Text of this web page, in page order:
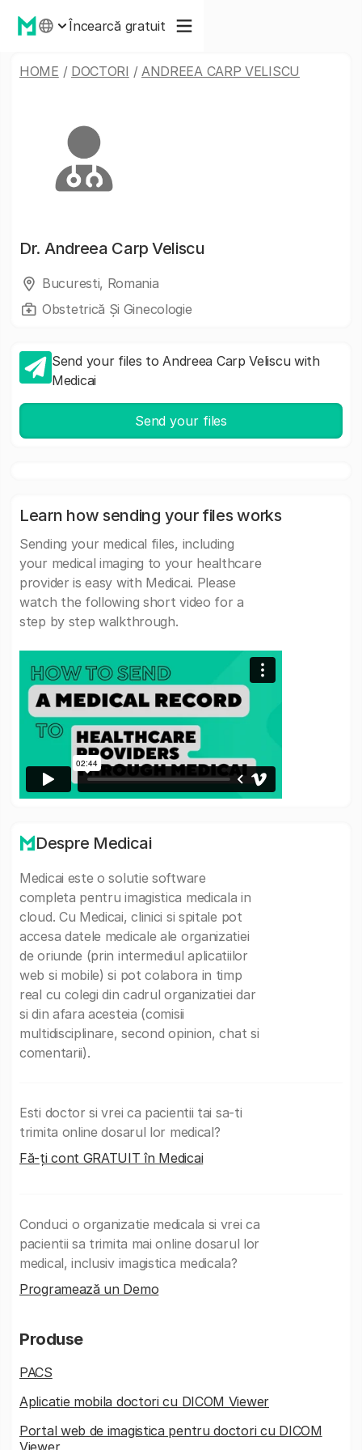
Încearcă gratuit
HOME / DOCTORI / ANDREEA CARP VELISCU
Dr. Andreea Carp Veliscu
Bucuresti, Romania
Obstetrică Și Ginecologie
Send your files to Andreea Carp Veliscu with
Medicai
Send your files
Learn how sending your files works
Sending your medical files, including
your medical imaging to your healthcare
provider is easy with Medicai. Please
watch the following short video for a
step by step walkthrough.
Despre Medicai
Medicai este o solutie software
completa pentru imagistica medicala in
cloud. Cu Medicai, clinici si spitale pot
accesa datele medicale ale organizatiei
de oriunde (prin intermediul aplicatiilor
web si mobile) si pot colabora in timp
real cu colegi din cadrul organizatiei dar
si din afara acesteia (comisii
multidisciplinare, second opinion, chat si
comentarii).
Esti doctor si vrei ca pacientii tai sa-ti
trimita online dosarul lor medical?
Fă-ți cont GRATUIT în Medicai
Conduci o organizatie medicala si vrei ca
pacientii sa trimita mai online dosarul lor
medical, inclusiv imagistica medicala?
Programează un Demo
Produse
PACS
Aplicatie mobila doctori cu DICOM Viewer
Portal web de imagistica pentru doctori cu DICOM
Viewer